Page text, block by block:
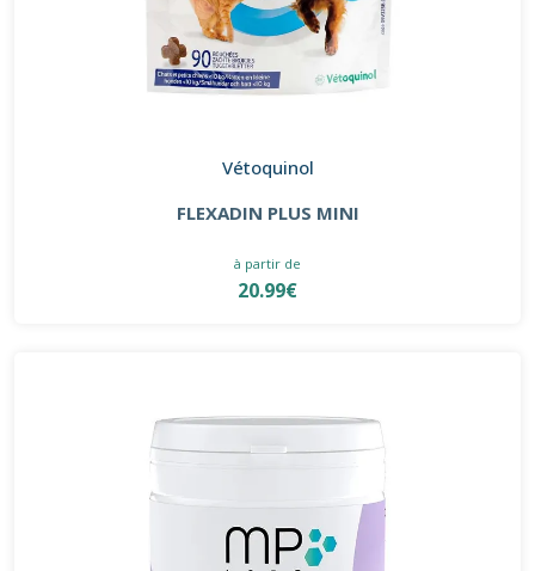
Vétoquinol
FLEXADIN PLUS MINI
à partir de
20.99€